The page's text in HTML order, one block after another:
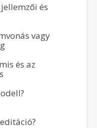
és
vagy
és az